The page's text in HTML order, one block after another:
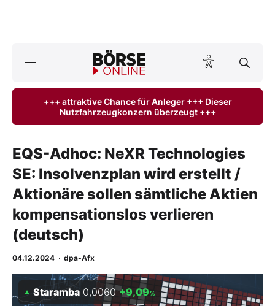
ktuelle Ausgabe BÖRSE ONLINE lesen
Finanz-Check
BO-Musterdepots
Mein B:O
+++ attraktive Chance für Anleger +++ Dieser
Nutzfahrzeugkonzern überzeugt +++
EQS-Adhoc: NeXR Technologies
SE: Insolvenzplan wird erstellt /
Aktionäre sollen sämtliche Aktien
kompensationslos verlieren
(deutsch)
04.12.2024 · dpa-Afx
Staramba 0,0060 +9,09%